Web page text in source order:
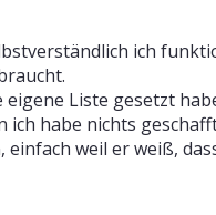
ich
Liste gesetzt
ich habe nichts
weil er weiß,